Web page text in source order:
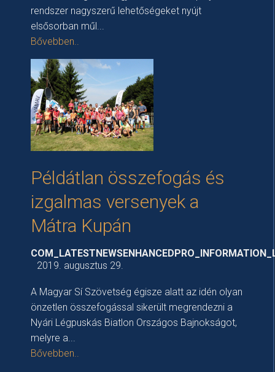
rendszer nagyszerű lehetőségeket nyújt
elsősorban műl...
Bővebben..
Példátlan összefogás és
izgalmas versenyek a
Mátra Kupán
2019. augusztus 29.
A Magyar Sí Szövetség égisze alatt az idén olyan
önzetlen összefogással sikerült megrendezni a
Nyári Légpuskás Biatlon Országos Bajnokságot,
melyre a...
Bővebben..